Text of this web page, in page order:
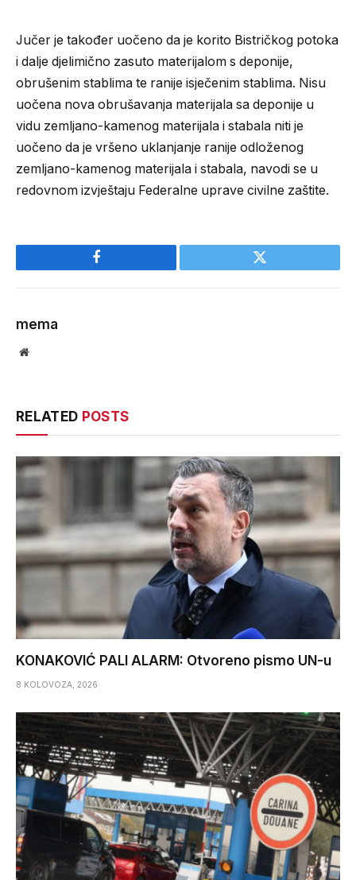
Jučer je također uočeno da je korito Bistričkog potoka
i dalje djelimično zasuto materijalom s deponije,
obrušenim stablima te ranije isječenim stablima. Nisu
uočena nova obrušavanja materijala sa deponije u
vidu zemljano-kamenog materijala i stabala niti je
uočeno da je vršeno uklanjanje ranije odloženog
zemljano-kamenog materijala i stabala, navodi se u
redovnom izvještaju Federalne uprave civilne zaštite.
Facebook Twitter
mema
Website
RELATED POSTS
KONAKOVIĆ PALI ALARM: Otvoreno pismo UN-u
8 KOLOVOZA, 2026